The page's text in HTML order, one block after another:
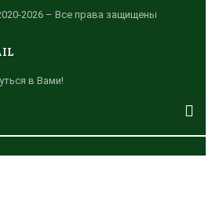
2026 – Все права защищены
в Вами!